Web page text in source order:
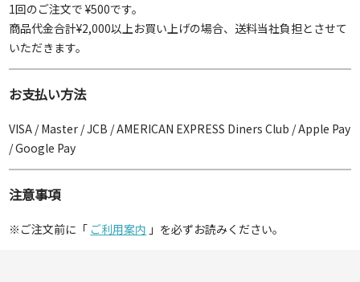
1回のご注文で ¥500です。
商品代金合計¥2,000以上お買い上げの場合、送料当社負担とさせて
いただきます。
お支払い方法
VISA / Master / JCB / AMERICAN EXPRESS Diners Club / Apple Pay
/ Google Pay
注意事項
※ご注文前に「 ご利用案内 」を必ずお読みください。